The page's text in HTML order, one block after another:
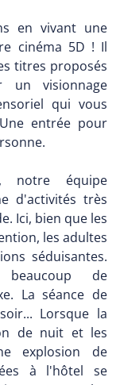
en vivant une
cinéma 5D ! Il
titres proposés
un visionnage
qui vous
entrée pour
notre équipe
d'activités très
Ici, bien que les
les adultes
séduisantes.
de
La séance de
Lorsque la
de nuit et les
explosion de
à l'hôtel se